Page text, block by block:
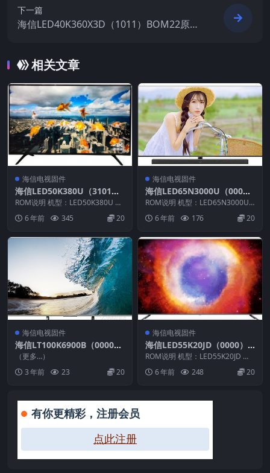
下一篇
海信LED40K360X3D（1011）BOM22原装
相关文章
海信电视固件
海信LED50K380U（3101）
BOM3官方原厂USB刷机电视
固件包
ROM说明 机型：LED50K380U 固
件版本：（3101） BOM：3 海
信...6 年前 345 20
海信电视固件
海信LED65N3000U（000
0）BOM1_C003_20170830
官方原厂USB刷机电视固件包
ROM说明 机型：LED65N3000U
固件版本：（0000） BOM：1
海...6 年前 176 20
海信电视固件
海信LT100K6900B（0000）
BOM1_C003_20150915_U盘
刷机固件
（更多…）
3 年前
23 20
海信电视固件
海信LED55K20JD（0000）B
OM1官方原厂USB刷机电视
固件包
ROM说明 机型：LED55K20JD 固
件版本：（0000） BOM：1 海
信...6 年前 248 20
有你更精彩，注册会员
点此注册